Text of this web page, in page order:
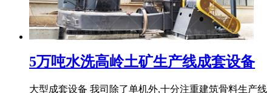
5万吨水洗高岭土矿生产线成套设备
大型成套设备 我司除了单机外,十分注重建筑骨料生产线